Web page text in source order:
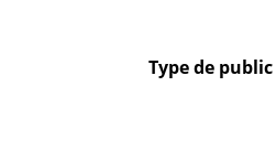
Type de public